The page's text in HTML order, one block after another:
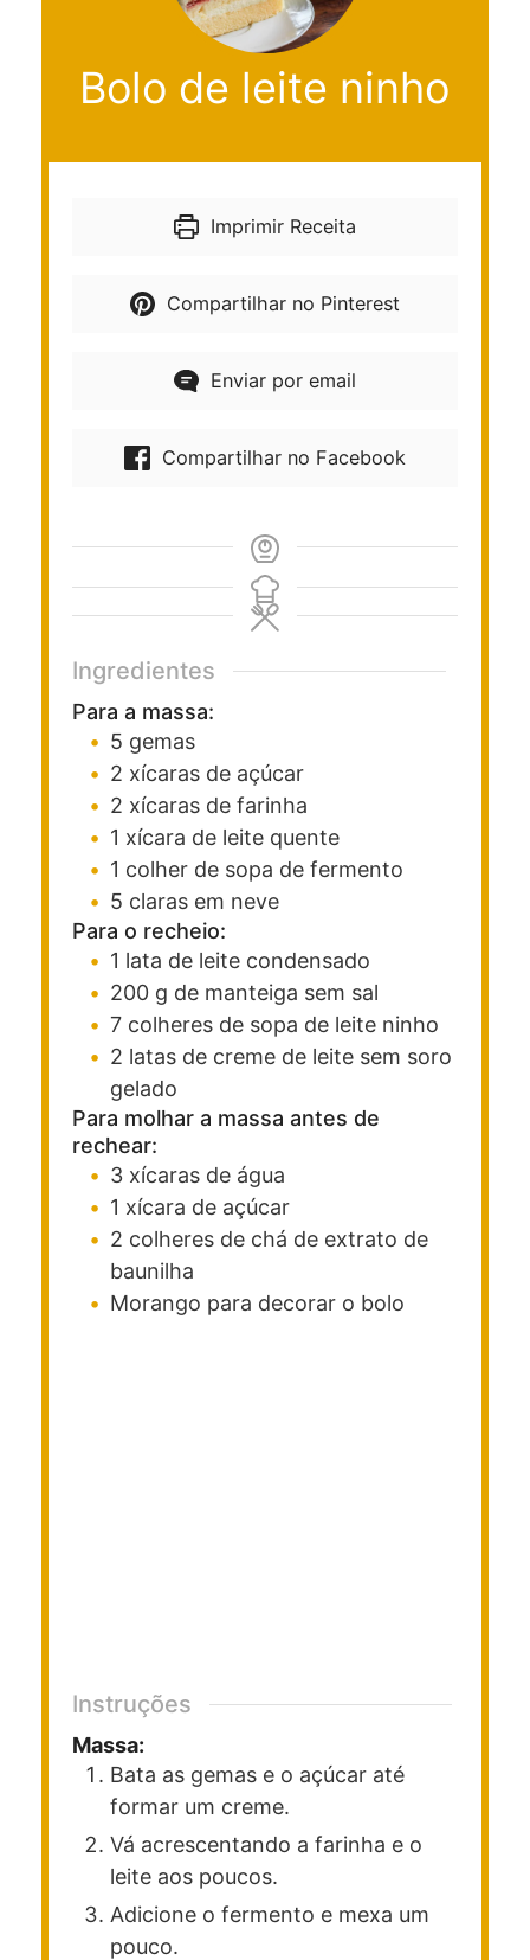
Bolo de leite ninho
Imprimir Receita
Compartilhar no Pinterest
Enviar por email
Compartilhar no Facebook
Ingredientes
Para a massa:
5 gemas
2 xícaras de açúcar
2 xícaras de farinha
1 xícara de leite quente
1 colher de sopa de fermento
5 claras em neve
Para o recheio:
1 lata de leite condensado
200 g de manteiga sem sal
7 colheres de sopa de leite ninho
2 latas de creme de leite sem soro
gelado
Para molhar a massa antes de
rechear:
3 xícaras de água
1 xícara de açúcar
2 colheres de chá de extrato de
baunilha
Morango para decorar o bolo
Instruções
Massa:
Bata as gemas e o açúcar até
formar um creme.
Vá acrescentando a farinha e o
leite aos poucos.
Adicione o fermento e mexa um
pouco.